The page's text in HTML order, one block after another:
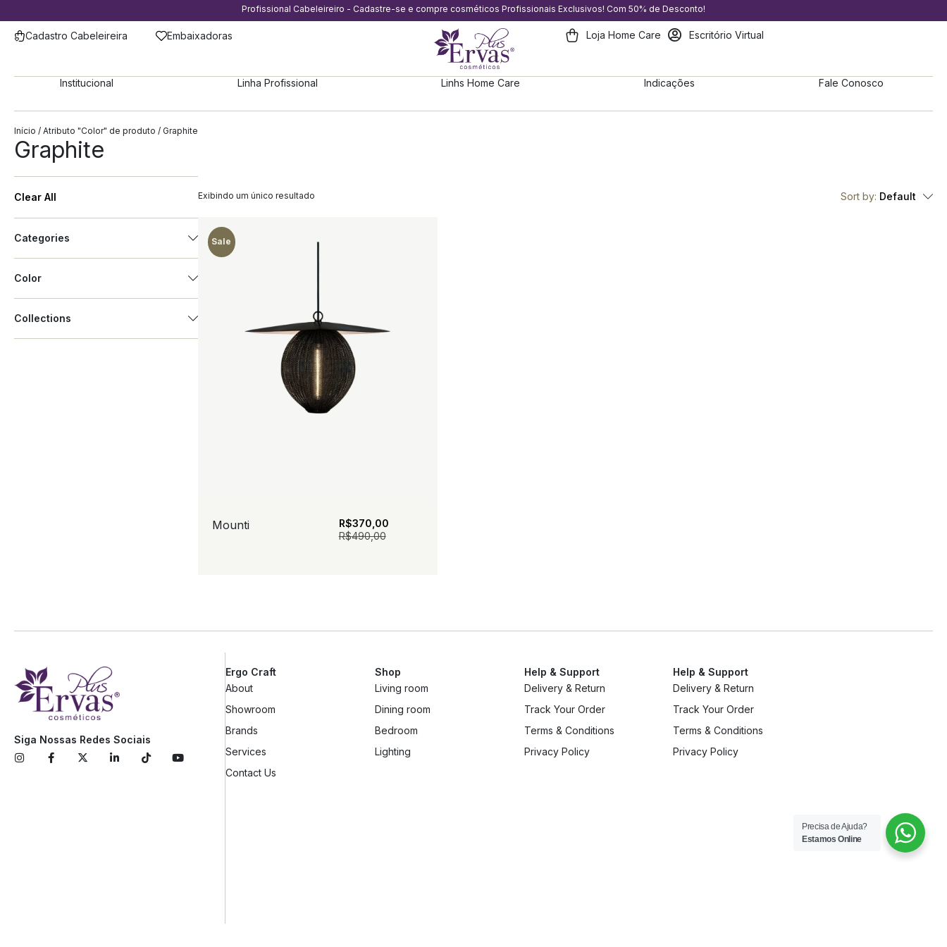
Profissional Cabeleireiro - Cadastre-se e compre cosméticos Profissionais Exclusivos! Com 50% de Desconto!
Cadastro Cabeleireira Embaixadoras Loja Home Care Escritório Virtual
Institucional Linha Profissional Linhs Home Care Indicações Fale Conosco
Início / Atributo "Color" de produto / Graphite
Graphite
Clear All
Categories
Color
Collections
Sort by: Default
Sale
New
Mounti
R$490,00
R$370,00
Exibindo um único resultado
Siga Nossas Redes Sociais
Ergo Craft
About
Showroom
Brands
Services
Contact Us
Shop
Living room
Dining room
Bedroom
Lighting
Help & Support
Delivery & Return
Track Your Order
Terms & Conditions
Privacy Policy
Help & Support
Delivery & Return
Track Your Order
Terms & Conditions
Privacy Policy
Precisa de Ajuda?
Estamos Online